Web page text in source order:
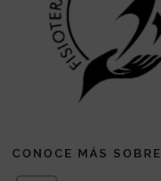
CONOCE MÁS SOBRE